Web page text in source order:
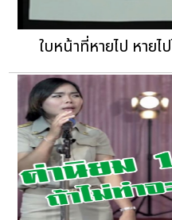
ใบหน้าที่หายไป หาย